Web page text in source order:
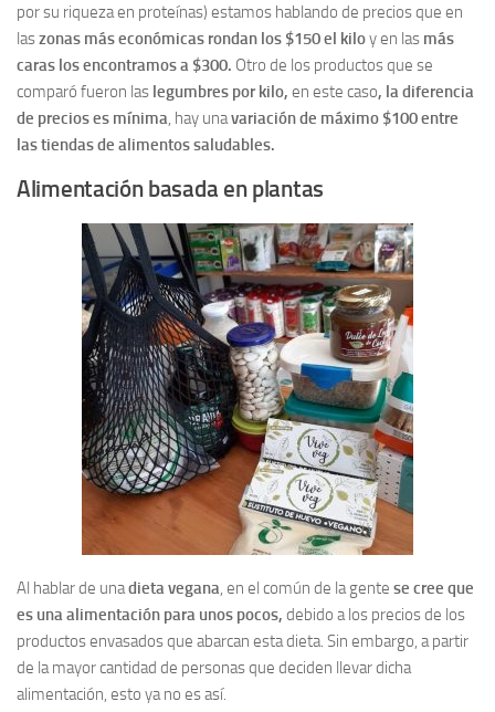
por su riqueza en proteínas) estamos hablando de precios que en
laszonas más económicas rondan los $150 el kiloy en las más
caras los encontramos a $300. Otro de los productos que se
comparó fueron las legumbres por kilo, en este caso, la diferencia
de precios es mínima, hay unavariación de máximo $100 entre
las tiendas de alimentos saludables.
Alimentación basada en plantas
Al hablar de unadieta vegana, en el común de la gente se cree que
es una alimentación para unos pocos, debido a los precios de los
productos envasados que abarcan esta dieta. Sin embargo, a partir
de la mayor cantidad de personas que deciden llevar dicha
alimentación, esto ya no es así.